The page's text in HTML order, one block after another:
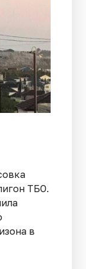
ТБО.
в